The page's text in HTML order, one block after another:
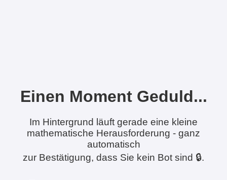
Einen Moment Geduld...
Im Hintergrund läuft gerade eine kleine
mathematische Herausforderung - ganz
automatisch
zur Bestätigung, dass Sie kein Bot sind 🔒.